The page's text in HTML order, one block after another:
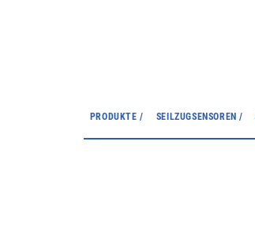
PRODUKTE / SEILZUGSENSOREN /